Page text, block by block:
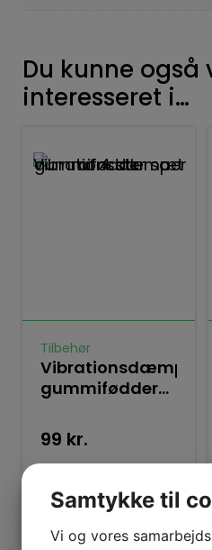
Du kunne
interesseret i…
Tilbehør
Vibrationsdæmper
gummifødder
99 kr.
Samtykke til
Vi og vores